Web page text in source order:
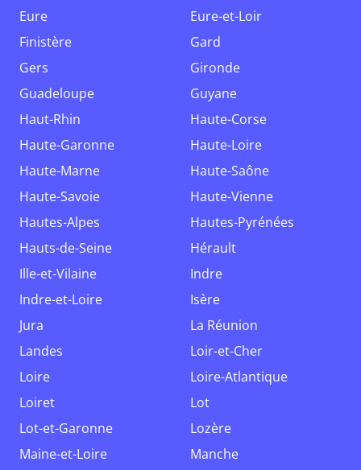
Eure
Eure-et-Loir
Finistère
Gard
Gers
Gironde
Guadeloupe
Guyane
Haut-Rhin
Haute-Corse
Haute-Garonne
Haute-Loire
Haute-Marne
Haute-Saône
Haute-Savoie
Haute-Vienne
Hautes-Alpes
Hautes-Pyrénées
Hauts-de-Seine
Hérault
Ille-et-Vilaine
Indre
Indre-et-Loire
Isère
Jura
La Réunion
Landes
Loir-et-Cher
Loire
Loire-Atlantique
Loiret
Lot
Lot-et-Garonne
Lozère
Maine-et-Loire
Manche